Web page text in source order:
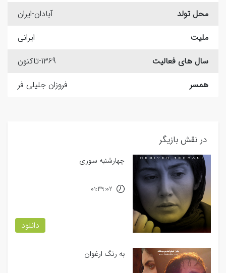
محل تولد
آبادان-ایران
ملیت
ایرانی
سال های فعالیت
1369-تاکنون
همسر
فروزان جلیلی فر
در نقش بازیگر
چهارشنبه سوری
دانلود
01:39:02
به رنگ ارغوان